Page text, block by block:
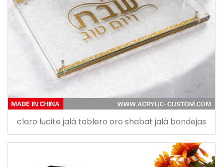
claro lucite jalá tablero oro shabat jalá bandejas